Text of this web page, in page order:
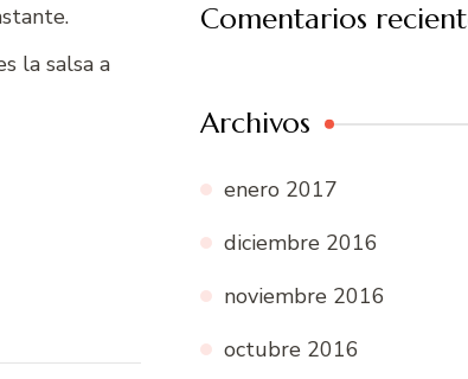
la salsa a
Comentarios
Archivos
enero 2017
diciembre 2016
noviembre 2016
octubre 2016